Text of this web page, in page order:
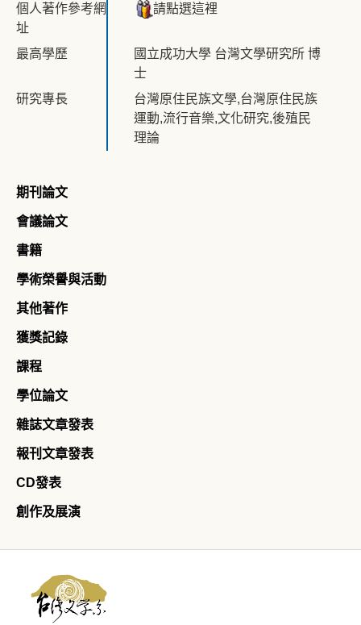
個人著作參考網
址
請點選這裡
最高學歷
國立成功大學 台灣文學研究所 博
士
研究專長
台灣原住民族文學,台灣原住民族
運動,流行音樂,文化研究,後殖民
理論
期刊論文
會議論文
書籍
學術榮譽與活動
其他著作
獲獎記錄
課程
學位論文
雜誌文章發表
報刊文章發表
CD發表
創作及展演